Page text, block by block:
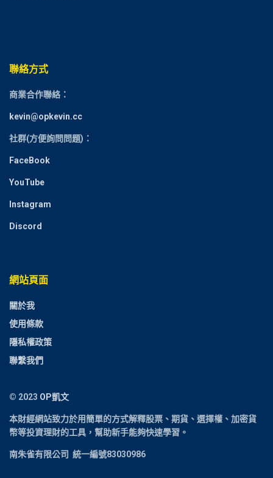
聯絡方式
商業合作聯絡：
kevin@opkevin.cc
社群(方便詢問問題)：
FaceBook
YouTube
Instagram
Discord
網站頁面
關於我
使用條款
隱私權政策
聯繫我們
© 2023 OP凱文
本財經網站致力於用簡單的方式解釋股票、期貨、選擇權、加密貨
幣等投資理財的工具，幫助新手能夠快速學習。
南朱雀有限公司 統一編號83030986